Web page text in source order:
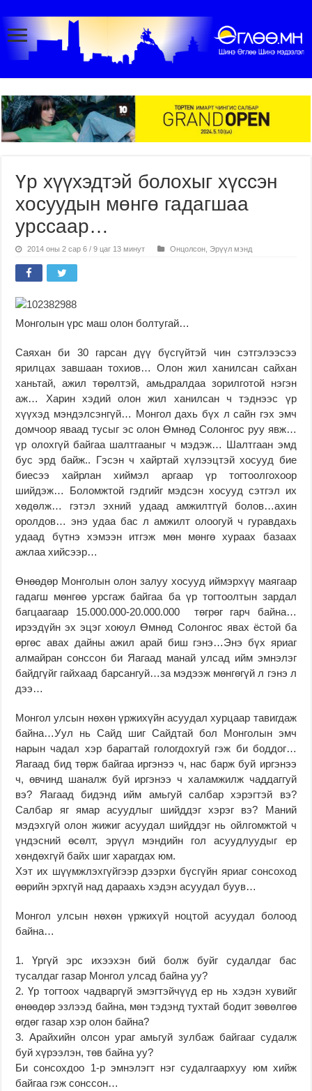
Үр хүүхэдтэй болохыг хүссэн
хосуудын мөнгө гадагшаа
урссаар…
2014 оны 2 сар 6 / 9 цаг 13 минут Онцолсон Эрүүл мэнд
Монголын үрс маш олон болтугай…
Саяхан би 30 гарсан дүү бүсгүйтэй чин сэтгэлээсээ
ярилцах завшаан тохиов… Олон жил ханилсан сайхан
ханьтай, ажил төрөлтэй, амьдралдаа зорилготой нэгэн
аж… Харин хэдий олон жил ханилсан ч тэднээс үр
хүүхэд мэндэлсэнгүй… Монгол дахь бүх л сайн гэх эмч
домчоор яваад тусыг эс олон Өмнөд Солонгос руу явж…
үр олохгүй байгаа шалтгааныг ч мэдэж… Шалтгаан эмд
бус эрд байж.. Гэсэн ч хайртай хүлээцтэй хосууд бие
биесээ хайрлан хиймэл аргаар үр тогтоолгохоор
шийдэж… Боломжтой гэдгийг мэдсэн хосууд сэтгэл их
хөдөлж… гэтэл эхний удаад амжилтгүй болов…ахин
оролдов… энэ удаа бас л амжилт олоогуй ч гуравдахь
удаад бүтнэ хэмээн итгэж мөн мөнгө хураах базаах
ажлаа хийсээр…
Өнөөдөр Монголын олон залуу хосууд иймэрхүү маягаар
гадагш мөнгөө урсгаж байгаа ба үр тогтоoлтын зардал
багцаагаар 15.000.000-20.000.000 төгрөг гарч байна…
ирээдүйн эх эцэг хоюул Өмнөд Солонгос явах ёстой ба
өргөс авах дайны ажил арай биш гэнэ…Энэ бүх яриаг
алмайран сонссон би Яагаад манай улсад ийм эмнэлэг
байдгүйг гайхаад барсангуй…за мэдээж мөнгөгүй л гэнэ л
дээ…
Монгол улсын нөхөн үржихүйн асуудал хурцаар тавигдаж
байна…Уул нь Сайд шиг Сайдтай бол Монголын эмч
нарын чадал хэр барагтай гологдохгуй гэж би боддог…
Яагаад бид төрж байгаа иргэнээ ч, нас барж буй иргэнээ
ч, өвчинд шаналж буй иргэнээ ч халамжилж чаддаггуй
вэ? Яaгаад бидэнд ийм амьгуй салбар хэрэгтэй вэ?
Салбар яг ямар асуудлыг шийддэг хэрэг вэ? Маний
мэдэхгүй олон жижиг асуудал шийддэг нь ойлгомжтой ч
үндэсний өсөлт, эрүүл мэндийн гол асуудлуудыг ер
хөндөхгүй байх шиг харагдах юм.
Хэт их шүүмжлэхгүйгээр дээрхи бүсгүйн яриаг сонсоход
өөрийн эрхгүй над дараахь хэдэн асуудал буув…
Монгол улсын нөхөн үржихүй ноцтой асуудал болоод
байна…
1. Үргүй эрс ихээхэн бий болж буйг судалдаг бас
тусалдаг газар Монгол улсад байна уу?
2. Үр тогтоох чадваргүй эмэгтэйчүүд ер нь хэдэн хувийг
өнөөдөр эзлээд байна, мөн тэдэнд тухтай бодит зөвөлгөө
өгдөг газар хэр олон байна?
3. Арайхийн олсон ураг амьгуй зулбаж байгааг судалж
буй хүрээлэн, төв байна уу?
Би сонсохдоо 1-р эмнэлэгт нэг судалгаархуу юм хийж
байгаа гэж сонссон…